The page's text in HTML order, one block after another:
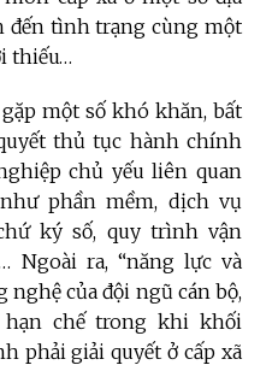
đến tình trạng cùng một
thiếu…
một số khó khăn, bất
thủ tục hành chính
chủ yếu liên quan
phần mềm, dịch vụ
ký số, quy trình vận
Ngoài ra, “năng lực và
của đội ngũ cán bộ,
hạn chế trong khi khối
phải giải quyết ở cấp xã